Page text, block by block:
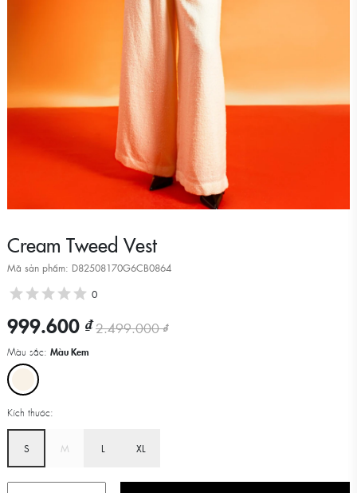
Cream Tweed Vest
Mã sản phẩm: D82508170G6CB0864
0
999.600 ₫2.499.000 ₫
Màu sắc: Màu Kem
Kích thước:
S M L XL